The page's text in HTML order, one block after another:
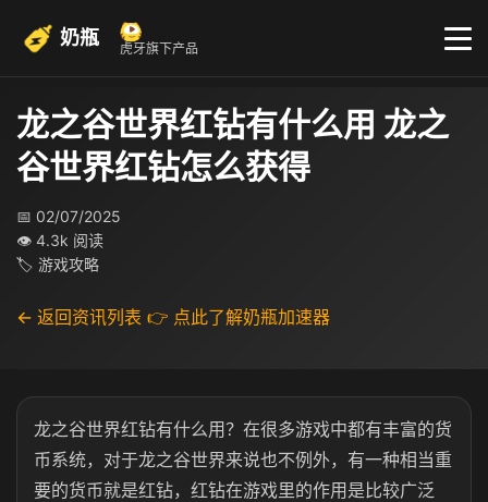
奶瓶 虎牙旗下产品
龙之谷世界红钻有什么用 龙之
谷世界红钻怎么获得
📅 02/07/2025
👁 4.3k 阅读
🏷 游戏攻略
← 返回资讯列表 👉 点此了解奶瓶加速器
龙之谷世界红钻有什么用？在很多游戏中都有丰富的货
币系统，对于龙之谷世界来说也不例外，有一种相当重
要的货币就是红钻，红钻在游戏里的作用是比较广泛